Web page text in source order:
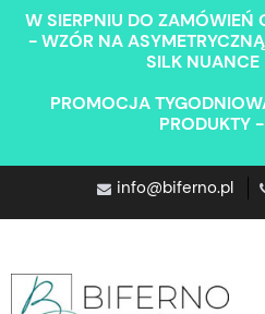
W SIERPNIU DO ZAMÓWIEŃ
- WZÓR NA
SILK
PROMOCJA
PRODUKTY
info@biferno.pl